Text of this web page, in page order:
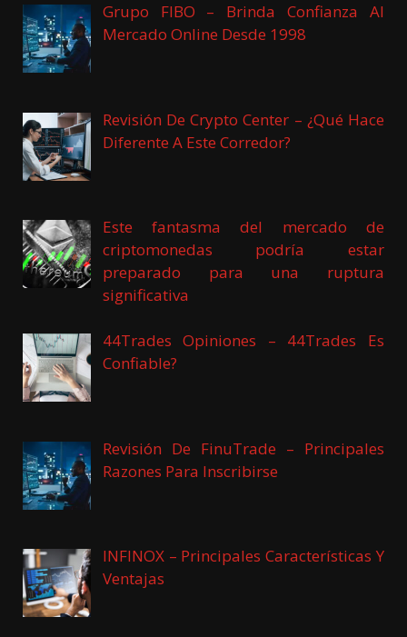
Grupo FIBO – Brinda Confianza Al
Mercado Online Desde 1998
Revisión De Crypto Center – ¿Qué Hace
Diferente A Este Corredor?
Este fantasma del mercado de
criptomonedas podría estar
preparado para una ruptura
significativa
44Trades Opiniones – 44Trades Es
Confiable?
Revisión De FinuTrade – Principales
Razones Para Inscribirse
INFINOX – Principales Características Y
Ventajas